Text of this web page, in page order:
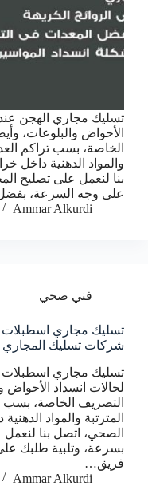
تسليك مجاري الهجن
الأحواض والبلوعات،
الخاصة، بسب تراكم
والمواد الدهنية
بنا لنعمل على تصليح
على وجه السرعة،
Ammar Alkurdi
فني صحي
شركات تسليك المجاري
تسليك مجاري اسطبلات
لحالات انسداد الأحواض
التصريف الخاصة، بسب
المترتبة والمواد
الصحي، اتصل بنا
بسرعة، وتلبية طلبك
فريق…
Ammar Alkurdi